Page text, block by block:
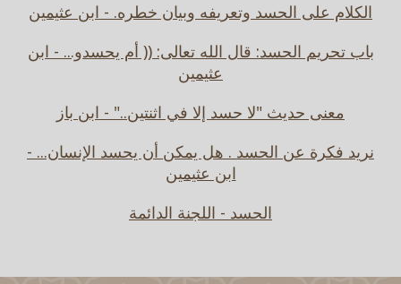
الكلام على الحسد وتعريفه وبيان خطره. - ابن عثيمين
باب تحريم الحسد: قال الله تعالى: (( أم يحسدو... - ابن
عثيمين
معنى حديث "لا حسد إلا في اثنتين.." - ابن باز
نريد فكرة عن الحسد . هل يمكن أن يحسد الإنسان... -
ابن عثيمين
الحسد - اللجنة الدائمة